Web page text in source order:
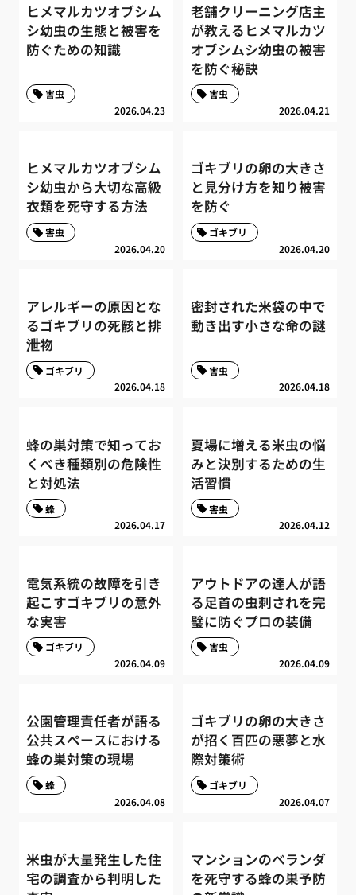
ヒメマルカツオブシム
シ幼虫の生態と被害を
防ぐための知識
2026.04.23
害虫
老舗クリーニング店主
が教えるヒメマルカツ
オブシムシ幼虫の被害
を防ぐ秘訣
2026.04.21
害虫
ヒメマルカツオブシム
シ幼虫から大切な高級
衣類を死守する方法
2026.04.20
害虫
ゴキブリの卵の大きさ
と見分け方を知り被害
を防ぐ
2026.04.20
ゴキブリ
アレルギーの原因とな
るゴキブリの死骸と排
泄物
2026.04.18
ゴキブリ
密封された米袋の中で
動き出す小さな命の謎
2026.04.18
害虫
蜂の巣対策で知ってお
くべき種類別の危険性
と対処法
2026.04.17
蜂
夏場に増える米虫の悩
みと決別するための生
活習慣
2026.04.12
害虫
電気系統の故障を引き
起こすゴキブリの意外
な実害
2026.04.09
ゴキブリ
アウトドアの達人が語
る足首の虫刺されを完
璧に防ぐプロの装備
2026.04.09
害虫
公園管理責任者が語る
公共スペースにおける
蜂の巣対策の現場
2026.04.08
蜂
ゴキブリの卵の大きさ
が招く百匹の悪夢と水
際対策術
2026.04.07
ゴキブリ
米虫が大量発生した住
宅の調査から判明した
マンションのベランダ
を死守する蜂の巣予防